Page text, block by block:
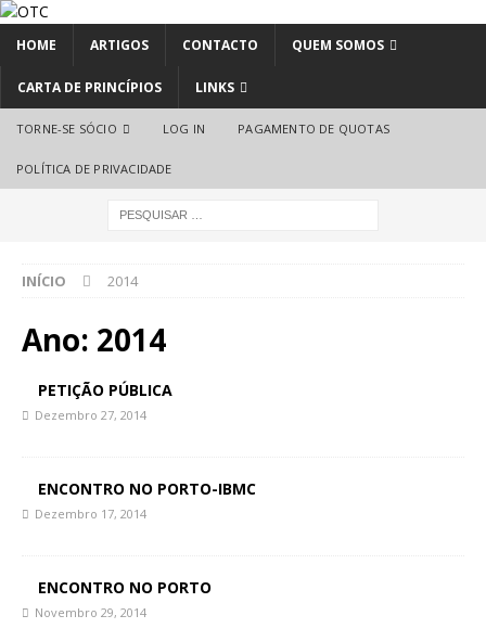
HOME ARTIGOS CONTACTO QUEM SOMOS
CARTA DE PRINCÍPIOS LINKS
TORNE-SE SÓCIO LOG IN PAGAMENTO DE QUOTAS
POLÍTICA DE PRIVACIDADE
INÍCIO 2014
Ano: 2014
PETIÇÃO PÚBLICA
Dezembro 27, 2014
ENCONTRO NO PORTO-IBMC
Dezembro 17, 2014
ENCONTRO NO PORTO
Novembro 29, 2014